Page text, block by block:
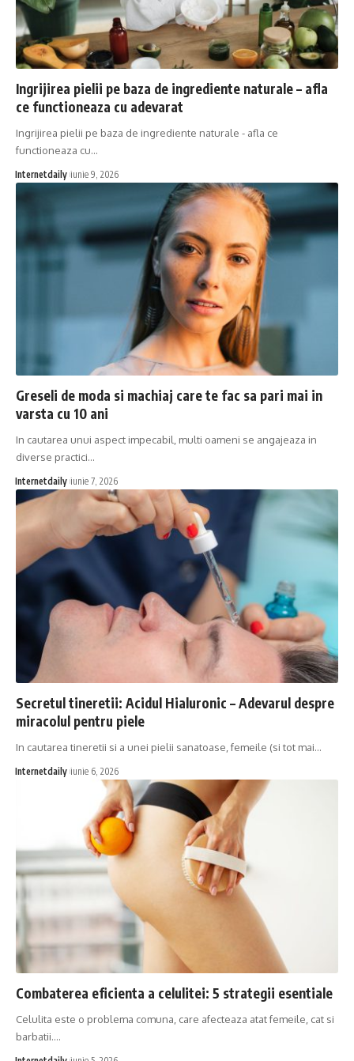
Ingrijirea pielii pe baza de ingrediente naturale – afla
ce functioneaza cu adevarat
Ingrijirea pielii pe baza de ingrediente naturale - afla ce
functioneaza cu…
Internetdaily iunie 9, 2026
Greseli de moda si machiaj care te fac sa pari mai in
varsta cu 10 ani
In cautarea unui aspect impecabil, multi oameni se angajeaza in
diverse practici…
Internetdaily iunie 7, 2026
Secretul tineretii: Acidul Hialuronic – Adevarul despre
miracolul pentru piele
In cautarea tineretii si a unei pielii sanatoase, femeile (si tot mai…
Internetdaily iunie 6, 2026
Combaterea eficienta a celulitei: 5 strategii esentiale
Celulita este o problema comuna, care afecteaza atat femeile, cat si
barbatii.…